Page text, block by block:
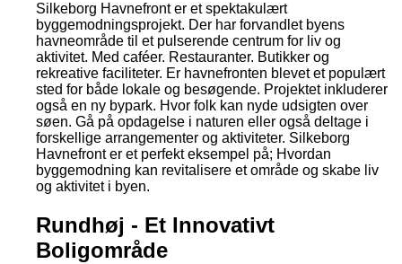
Silkeborg Havnefront er et spektakulært
byggemodningsprojekt. Der har forvandlet byens
havneområde til et pulserende centrum for liv og
aktivitet. Med caféer. Restauranter. Butikker og
rekreative faciliteter. Er havnefronten blevet et populært
sted for både lokale og besøgende. Projektet inkluderer
også en ny bypark. Hvor folk kan nyde udsigten over
søen. Gå på opdagelse i naturen eller også deltage i
forskellige arrangementer og aktiviteter. Silkeborg
Havnefront er et perfekt eksempel på; Hvordan
byggemodning kan revitalisere et område og skabe liv
og aktivitet i byen.
Rundhøj - Et Innovativt
Boligområde